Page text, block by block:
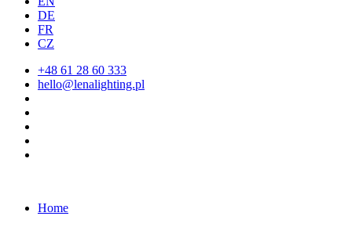
DE
FR
CZ
+48 61 28 60 333
hello@lenalighting.pl
Home